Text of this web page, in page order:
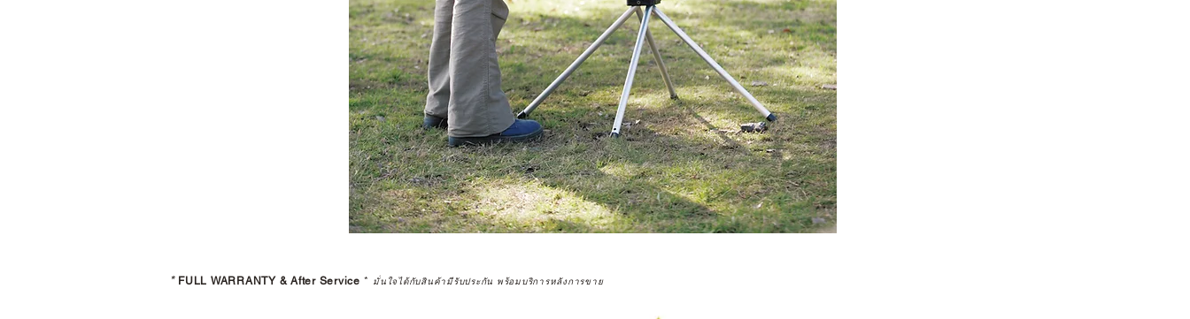
* FULL WARRANTY & After Service * มั่นใจได้กับสินค้ามีรับประกัน พร้อมบริการหลังการขาย